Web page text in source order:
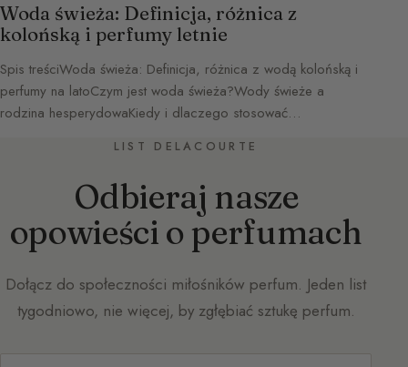
Woda świeża: Definicja, różnica z
kolońską i perfumy letnie
Spis treściWoda świeża: Definicja, różnica z wodą kolońską i
perfumy na latoCzym jest woda świeża?Wody świeże a
rodzina hesperydowaKiedy i dlaczego stosować…
LIST DELACOURTE
Odbieraj nasze
opowieści o perfumach
Dołącz do społeczności miłośników perfum. Jeden list
tygodniowo, nie więcej, by zgłębiać sztukę perfum.